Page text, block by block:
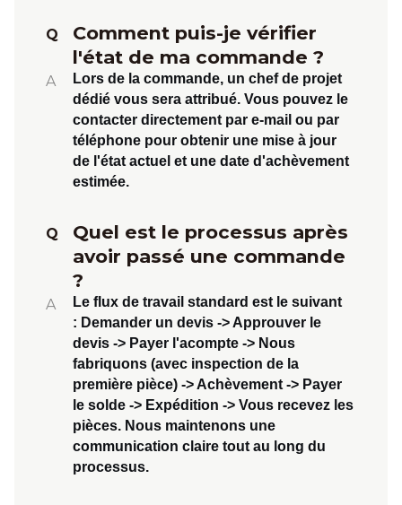
Q
Comment puis-je vérifier
l'état de ma commande ?
A
Lors de la commande, un chef de projet
dédié vous sera attribué. Vous pouvez le
contacter directement par e-mail ou par
téléphone pour obtenir une mise à jour
de l'état actuel et une date d'achèvement
estimée.
Q
Quel est le processus après
avoir passé une commande
?
A
Le flux de travail standard est le suivant
: Demander un devis -> Approuver le
devis -> Payer l'acompte -> Nous
fabriquons (avec inspection de la
première pièce) -> Achèvement -> Payer
le solde -> Expédition -> Vous recevez les
pièces. Nous maintenons une
communication claire tout au long du
processus.